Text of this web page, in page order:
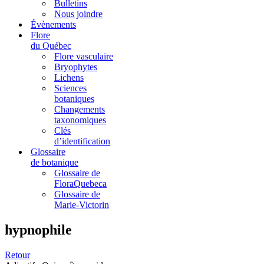
Bulletins
Nous joindre
Évènements
Flore
du Québec
Flore vasculaire
Bryophytes
Lichens
Sciences
botaniques
Changements
taxonomiques
Clés
d’identification
Glossaire
de botanique
Glossaire de
FloraQuebeca
Glossaire de
Marie-Victorin
hypnophile
Retour